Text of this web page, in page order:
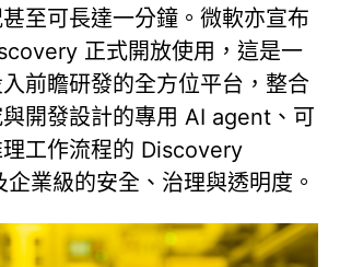
至可長達一分鐘。微軟亦宣布
正式開放使用，這是一
前瞻研發的全方位平台，整合
開發設計的專用 AI agent、可
工作流程的 Discovery
業級的安全、治理與透明度。